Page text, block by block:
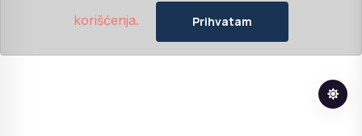
korišćenja.
Prihvatam